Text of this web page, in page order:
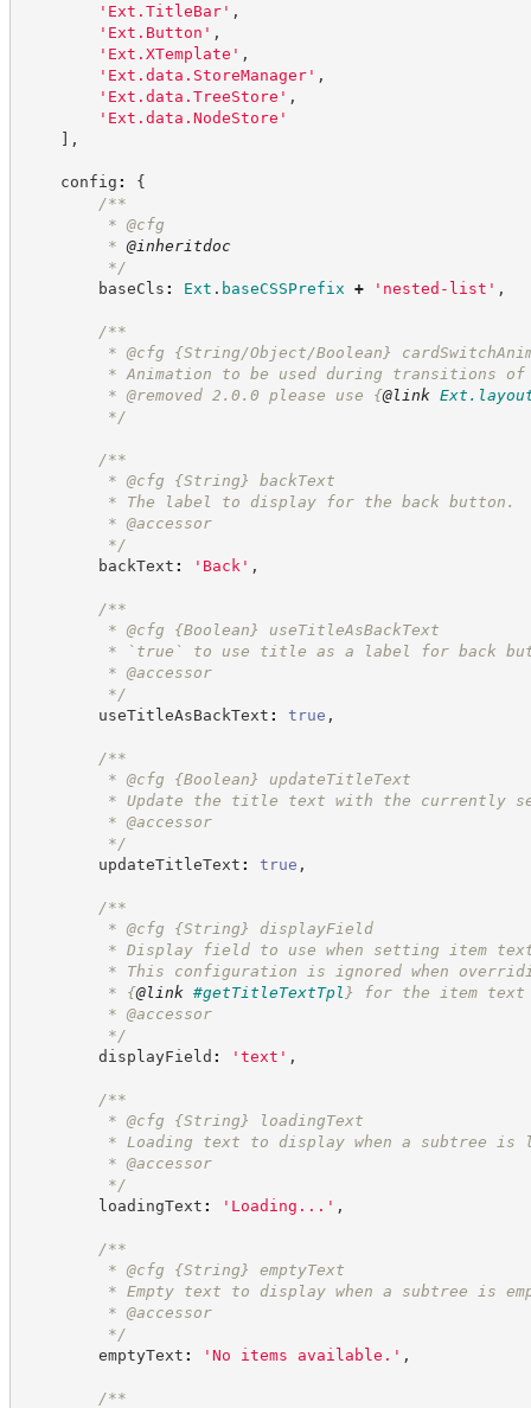
' Ext.TitleBar' ,
' Ext.Button ' ,
' Ext.XTemplate ' ,
' Ext.data.StoreManager' ,
' Ext.data.TreeStore ' ,
' Ext.data.NodeStore '
] ,
config :
{
/**
* @cfg
* @inheritdoc
*/
baseCls : Ext . baseCSSPrefix + ' nested-list ' ,
/**
* @cfg {String/Object/Boolean}
* Animation to be used during transitions of
* @removed 2.0.0 please use {@link
*/
/**
* @cfg {String}
backText
* The label to display for the back button.
* @accessor
*/
backText : ' Back ' ,
/**
* @cfg {Boolean}
useTitleAsBackText
* `true` to use title as a label for back
* @accessor
*/
useTitleAsBackText : true ,
/**
* @cfg {Boolean}
updateTitleText
* Update the title text with the currently
* @accessor
*/
updateTitleText : true ,
/**
* @cfg {String}
displayField
* Display field to use when setting item
* This configuration is ignored when
* {@link #getTitleTextTpl } for the item
* @accessor
*/
displayField : ' text ' ,
/**
* @cfg {String}
loadingText
* Loading text to display when a subtree is
* @accessor
*/
loadingText : ' Loading... ' ,
/**
* @cfg {String}
emptyText
* Empty text to display when a subtree is
* @accessor
*/
emptyText : ' No items available. ' ,
/**